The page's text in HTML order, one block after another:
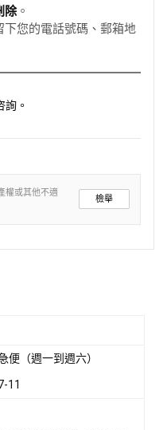
除。
您的電話號碼、郵箱地
詢。
權或其他不適
檢舉
便（週一到週六）
11